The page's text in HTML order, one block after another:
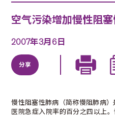
空气污染增加慢性阻
2007年3月6日
分享
慢性阻塞性肺病（简称慢阻肺病
医院急症入院率的百分之四以上